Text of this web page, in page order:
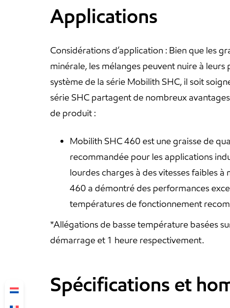
Applications
Considérations d’application : Bien que les
minérale, les mélanges peuvent nuire à
système de la série Mobilith SHC, il soit
série SHC partagent de nombreux
de produit :
Mobilith SHC 460 est une graisse de
recommandée pour les applications
lourdes charges à des vitesses faibles
460 a démontré des performances
températures de fonctionnement
*Allégations de basse température basées
démarrage et 1 heure respectivement.
Spécifications et